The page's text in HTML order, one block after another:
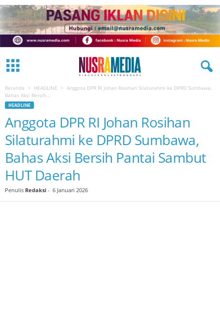
Beranda HEADLINE
Anggota DPR RI Johan Rosihan Silaturahmi ke DPRD Sumbawa,
Bahas Aksi Bersih...
HEADLINE
Anggota DPR RI Johan Rosihan
Silaturahmi ke DPRD Sumbawa,
Bahas Aksi Bersih Pantai Sambut
HUT Daerah
Penulis Redaksi - 6 Januari 2026